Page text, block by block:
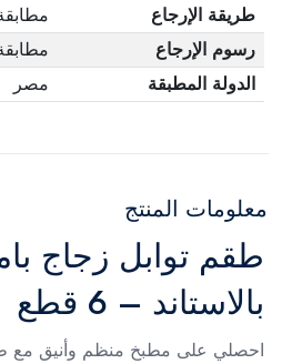
طريقة الإرجاع
رسوم الإرجاع
الدولة المطبقة
مصر
معلومات المنتج
طقم توابل زجاج
بالاستاند – 6 قطع
احصلي على مطبخ منظم وأنيق مع